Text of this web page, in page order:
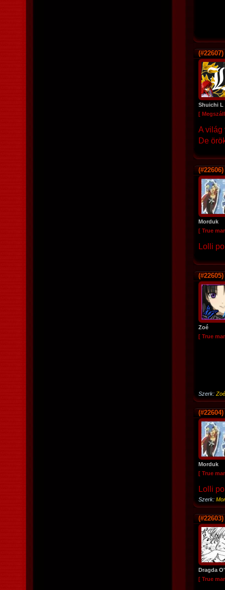
(#22607)
Shuichi L
[
A világ
De
(#22606)
Morduk
[ True
Lolli
(#22605)
Zoé
[ True
Szerk: Zoé
(#22604)
Morduk
[ True
Lolli
Szerk:
(#22603)
Dragda
[ True